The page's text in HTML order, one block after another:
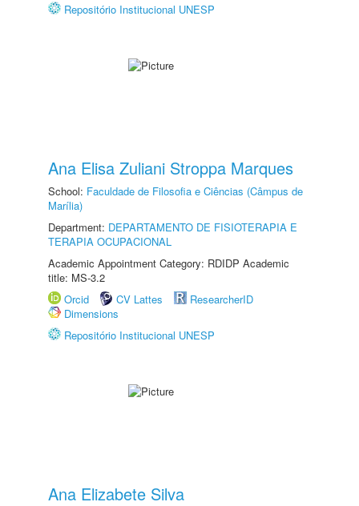
Repositório Institucional UNESP
Ana Elisa Zuliani Stroppa Marques
School: Faculdade de Filosofia e Ciências (Câmpus de
Marília)
Department: DEPARTAMENTO DE FISIOTERAPIA E
TERAPIA OCUPACIONAL
Academic Appointment Category: RDIDP Academic
title: MS-3.2
Orcid
CV Lattes
ResearcherID
Dimensions
Repositório Institucional UNESP
Ana Elizabete Silva